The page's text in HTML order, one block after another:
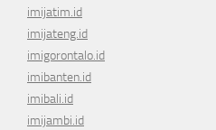
imijatim.id
imijateng.id
imigorontalo.id
imibanten.id
imibali.id
imijambi.id